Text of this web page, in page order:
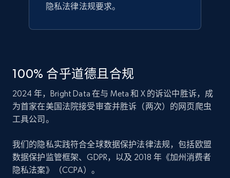
隐私法律法规要求。
100% 合乎道德且合规
2024 年，Bright Data 在与 Meta 和 X 的诉讼中胜诉，成
为首家在美国法院接受审查并胜诉（两次）的网页爬虫
工具公司。
我们的隐私实践符合全球数据保护法律法规，包括欧盟
数据保护监管框架、GDPR，以及 2018 年《加州消费者
隐私法案》（CCPA）。